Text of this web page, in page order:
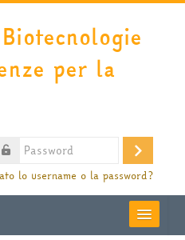
per la
Login
lo username o la password?